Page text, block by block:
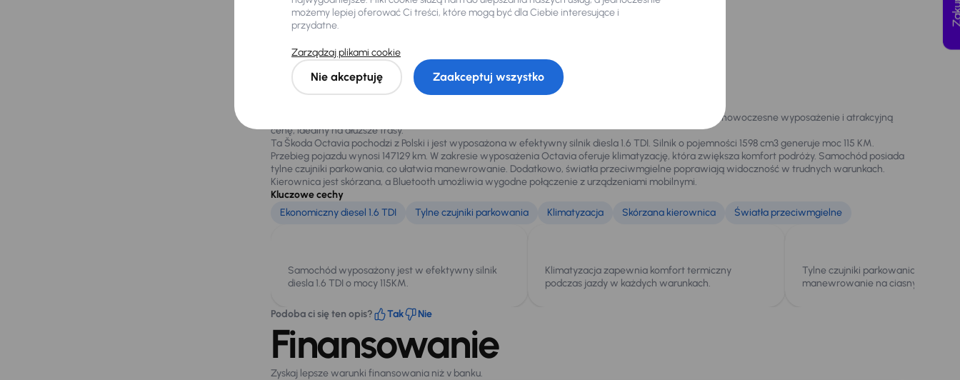
Więcej informacji
Zalety samochodu
Škoda Octavia Combi to przestronny i funkcjonalny samochód rodzinny. Oferuje wysoki komfort jazdy, nowoczesne wyposażenie i atrakcyjną
cenę, idealny na dłuższe trasy.
Ta Škoda Octavia pochodzi z Polski i jest wyposażona w efektywny silnik diesla 1.6 TDI. Silnik o pojemności 1598 cm3 generuje moc 115 KM.
Przebieg pojazdu wynosi 147129 km. W zakresie wyposażenia Octavia oferuje klimatyzację, która zwiększa komfort podróży. Samochód posiada
tylne czujniki parkowania, co ułatwia manewrowanie. Dodatkowo, światła przeciwmgielne poprawiają widoczność w trudnych warunkach.
Kierownica jest skórzana, a Bluetooth umożliwia wygodne połączenie z urządzeniami mobilnymi.
Kluczowe cechy
Ekonomiczny diesel 1.6 TDI
Tylne czujniki parkowania Klimatyzacja Skórzana kierownica Światła przeciwmgielne
Samochód wyposażony jest w efektywny silnik
diesla 1.6 TDI o mocy 115KM.
Klimatyzacja zapewnia komfort termiczny
podczas jazdy w każdych warunkach.
Tylne czujniki parkowania ułatwiają
manewrowanie na ciasnych
Podoba ci się ten opis? Tak Nie
Finansowanie
Zyskaj lepsze warunki finansowania niż v banku.
możemy lepiej oferować Ci treści, które mogą być dla Ciebie interesujące i
przydatne.
Zarządzaj plikami cookie
Nie akceptuję Zaakceptuj wszystko